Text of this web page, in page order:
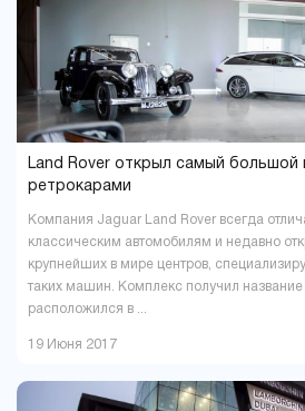
Land Rover открыл самый большой
ретрокарами
Компания Jaguar Land Rover всегда
классическим автомобилям и недавно
крупнейших в мире центров,
таких машин. Комплекс получил название
расположился в ...
19 Июня 2017